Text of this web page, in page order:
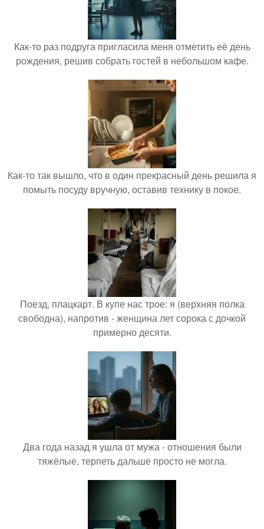
Как-то раз подруга пригласила меня отметить её день
рождения, решив собрать гостей в небольшом кафе.
Как-то так вышло, что в один прекрасный день решила я
помыть посуду вручную, оставив технику в покое.
Поезд, плацкарт. В купе нас трое: я (верхняя полка
свободна), напротив - женщина лет сорока с дочкой
примерно десяти.
Два года назад я ушла от мужа - отношения были
тяжёлые, терпеть дальше просто не могла.